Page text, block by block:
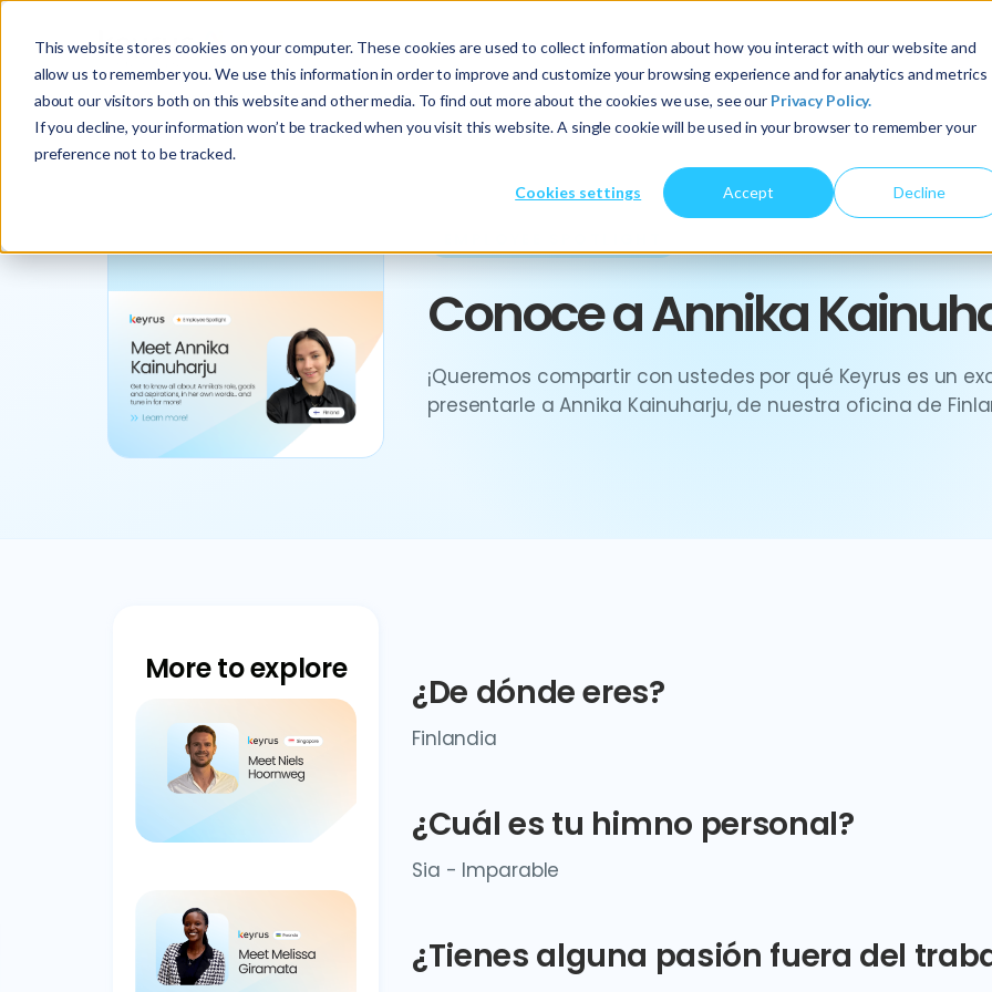
This website stores cookies on your computer. These cookies are used to collect information about how you interact with our website and
allow us to remember you. We use this information in order to improve and customize your browsing experience and for analytics and metrics
about our visitors both on this website and other media. To find out more about the cookies we use, see our Privacy Policy.
If you decline, your information won’t be tracked when you visit this website. A single cookie will be used in your browser to remember your
preference not to be tracked.
Cookies settings Accept Decline
Acerca de nosotros Servicios Perspectivas
Conoce a Annika
¡Queremos compartir con ustedes por qué Keyrus es un
presentarle a Annika Kainuharju, de nuestra oficina de
More to explore
¿De dónde eres?
Finlandia
¿Cuál es tu himno personal?
Sia - Imparable
¿Tienes alguna pasión fuera del